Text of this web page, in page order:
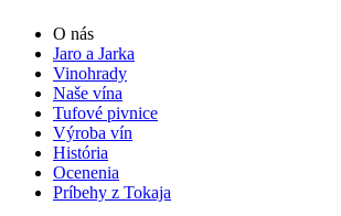
O nás
Jaro a Jarka
Vinohrady
Naše vína
Tufové pivnice
Výroba vín
História
Ocenenia
Príbehy z Tokaja